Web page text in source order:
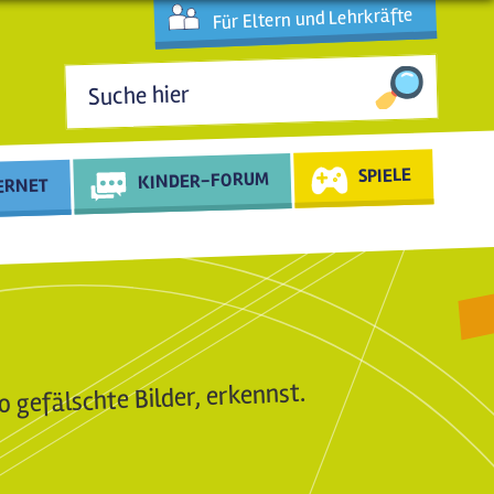
Für Eltern und Lehrkräfte
Suchformular
KINDER-FORUM SPIELE
Bilder, erkennst.